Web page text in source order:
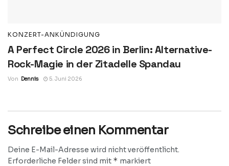
KONZERT-ANKÜNDIGUNG
A Perfect Circle 2026 in Berlin: Alternative-
Rock-Magie in der Zitadelle Spandau
Von Dennis 5. Juni 2026
Schreibe einen Kommentar
Deine E-Mail-Adresse wird nicht veröffentlicht.
Erforderliche Felder sind mit * markiert